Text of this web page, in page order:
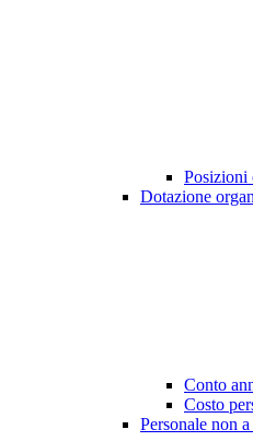
Posizioni
Dotazione
Conto
Costo
Personale non